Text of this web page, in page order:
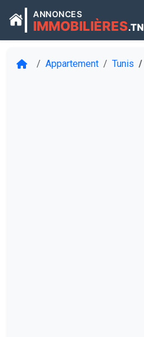
ANNONCES
IMMOBILIÈRES.TN
Appartement Tunis